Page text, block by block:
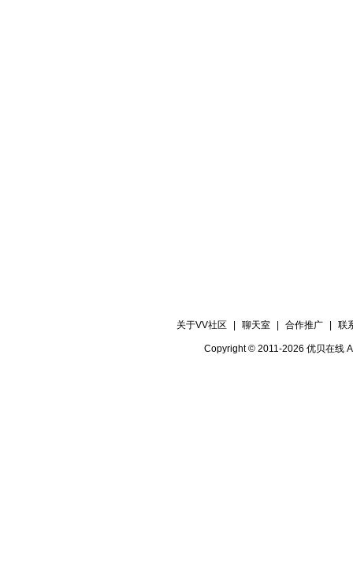
关于VV社区 聊天室 合作推广 联
Copyright © 2011-2026 优贝在线